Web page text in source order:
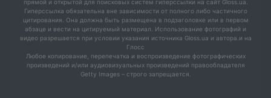
прямой и открытой для поисковых систем гиперссылки на сайт Gloss.ua.
Гиперссылка обязательна вне зависимости от полного либо частичного
цитирования. Она должна быть размещена в подзаголовке или в первом
абзаце и вести на цитируемый материал. Использование фотографий и
видео разрешается при условии указания источника Gloss.ua и автора.и на
Глосс
Любое копирование, перепечатка и воспроизведение фотографических
произведений и/или аудиовизуальных произведений правообладателя
Getty Images – строго запрещается.